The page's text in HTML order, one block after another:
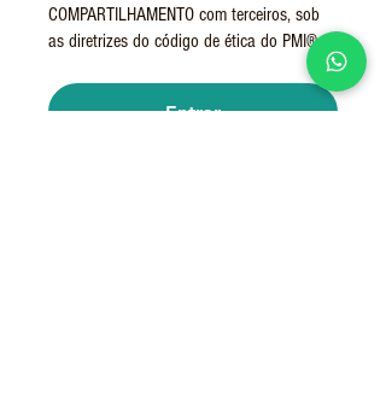
COMPARTILHAMENTO com terceiros, sob
as diretrizes do código de ética do PMI®.
Entrar